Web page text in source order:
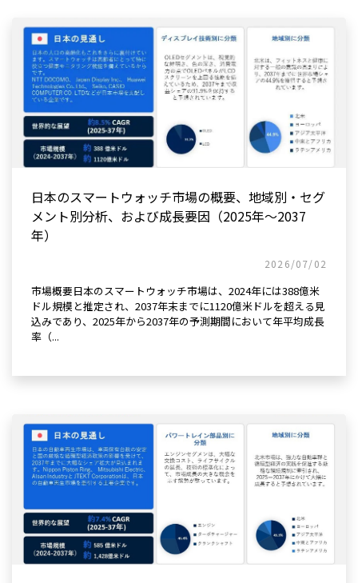
日本のスマートウォッチ市場の概要、地域別・セグ
メント別分析、および成長要因（2025年～2037
年）
2026/07/02
市場概要日本のスマートウォッチ市場は、2024年には388億米
ドル規模と推定され、2037年末までに1120億米ドルを超える見
込みであり、2025年から2037年の予測期間において年平均成長
率（...